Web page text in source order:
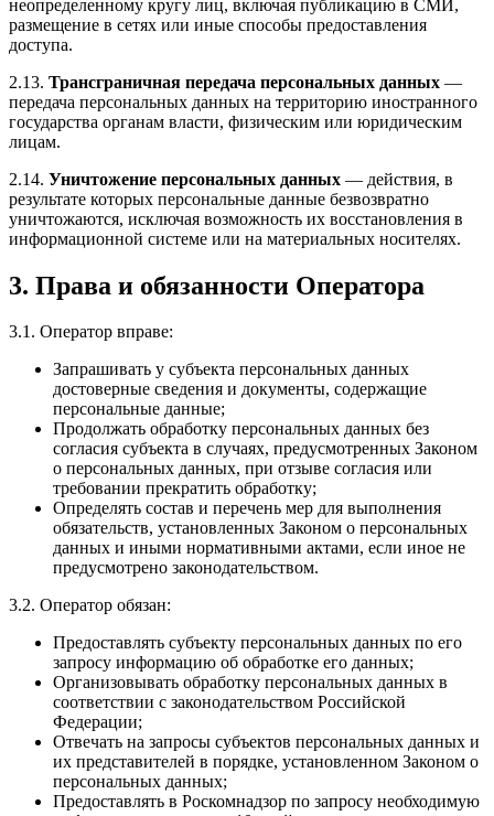
неопределенному кругу лиц, включая публикацию в СМИ,
размещение в сетях или иные способы предоставления
доступа.
2.13. Трансграничная передача персональных данных —
передача персональных данных на территорию иностранного
государства органам власти, физическим или юридическим
лицам.
2.14. Уничтожение персональных данных — действия, в
результате которых персональные данные безвозвратно
уничтожаются, исключая возможность их восстановления в
информационной системе или на материальных носителях.
3. Права и обязанности Оператора
3.1. Оператор вправе:
Запрашивать у субъекта персональных данных
достоверные сведения и документы, содержащие
персональные данные;
Продолжать обработку персональных данных без
согласия субъекта в случаях, предусмотренных Законом
о персональных данных, при отзыве согласия или
требовании прекратить обработку;
Определять состав и перечень мер для выполнения
обязательств, установленных Законом о персональных
данных и иными нормативными актами, если иное не
предусмотрено законодательством.
3.2. Оператор обязан:
Предоставлять субъекту персональных данных по его
запросу информацию об обработке его данных;
Организовывать обработку персональных данных в
соответствии с законодательством Российской
Федерации;
Отвечать на запросы субъектов персональных данных и
их представителей в порядке, установленном Законом о
персональных данных;
Предоставлять в Роскомнадзор по запросу необходимую